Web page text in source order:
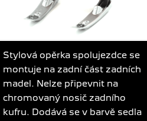
OPĚRKA SPOLUJEZDCE
HNĚDÁ DJANGO
DJANGO
Stylová opěrka spolujezdce se
montuje na zadní část zadních
madel. Nelze připevnit na
chromovaný nosič zadního
kufru. Dodává se v barvě sedla